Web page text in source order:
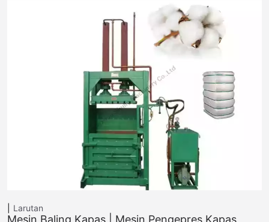
Larutan
Mesin Baling Kapas | Mesin Pengepres Kapas